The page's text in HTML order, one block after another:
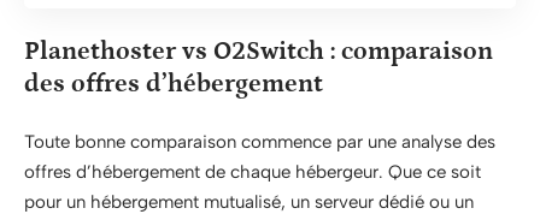
Planethoster vs O2Switch : comparaison
des offres d’hébergement
Toute bonne comparaison commence par une analyse des
offres d’hébergement de chaque hébergeur. Que ce soit
pour un hébergement mutualisé, un serveur dédié ou un